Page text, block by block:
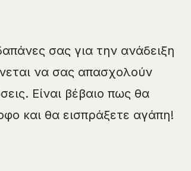
σας για την ανάδειξη
να σας απασχολούν
Είναι βέβαιο πως θα
και θα εισπράξετε αγάπη!